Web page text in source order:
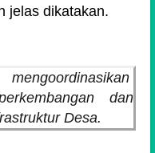
jelas dikatakan.
mengoordinasikan
dan
Desa.